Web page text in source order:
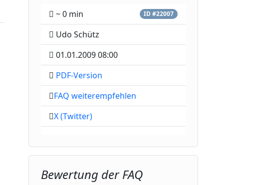
~ 0 min ID #22007
Udo Schütz
01.01.2009 08:00
PDF-Version
FAQ weiterempfehlen
X (Twitter)
Bewertung der FAQ